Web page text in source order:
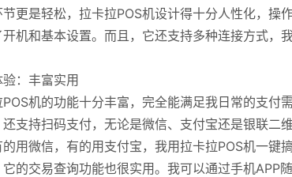
节更是轻松，拉卡拉POS机设计得十分人性化，操
开机和基本设置。而且，它还支持多种连接方式，
：丰富实用
机的功能十分丰富，完全能满足我日常的支付
支持扫码支付，无论是微信、支付宝还是银联二
用微信，有的用支付宝，我用拉卡拉POS机一键
它的交易查询功能也很实用。我可以通过手机APP